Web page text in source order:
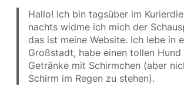
Hallo! Ich bin tagsüber im
nachts widme ich mich der
das ist meine Website. Ich lebe in
Großstadt, habe einen tollen
Getränke mit Schirmchen (aber
Schirm im Regen zu stehen).